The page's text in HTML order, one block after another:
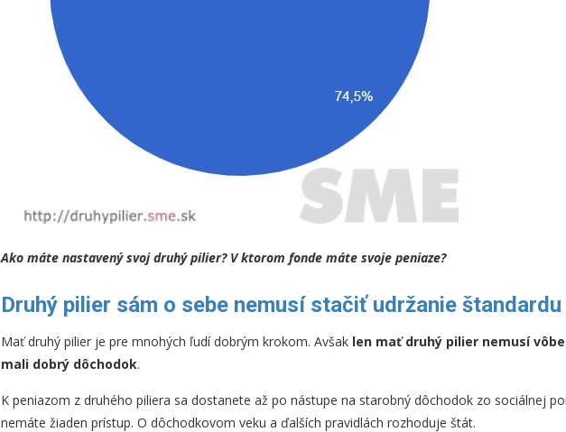
Ako máte nastavený svoj druhý pilier? V ktorom fonde máte svoje peniaze?
Druhý pilier sám o sebe nemusí stačiť udržanie
Mať druhý pilier je pre mnohých ľudí dobrým krokom. Avšak len mať druhý pilier nemusí
mali dobrý dôchodok.
K peniazom z druhého piliera sa dostanete až po nástupe na starobný dôchodok zo sociálnej
nemáte žiaden prístup. O dôchodkovom veku a ďalších pravidlách rozhoduje štát.